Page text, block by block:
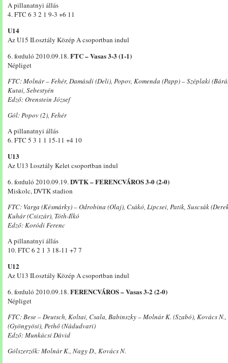
A pillanatnyi állás
4. FTC 6 3 2 1 9-3 +6 11
U14
Az U15 II.osztály Közép A csoportban indul
6. forduló 2010.09.18.FTC – Vasas 3-3 (1-1)
Népliget
FTC: Molnár – Fehér, Damásdi (Deli), Popov, Komenda (Papp) – Széplaki
Kutai, Sebestyén
Edző: Orenstein József
Gól: Popov (2), Fehér
A pillanatnyi állás
6. FTC 5 3 1 1 15-11 +4 10
U13
Az U13 I.osztály Kelet csoportban indul
6. forduló 2010.09.19.DVTK – FERENCVÁROS 3-0 (2-0)
Miskolc, DVTK stadion
FTC: Varga (Késmárky) – Odrobina (Olaj), Csákó, Lipcsei, Patik, Suscsák
Kuhár (Csiszár), Tóth-Ilkó
Edző: Koródi Ferenc
A pillanatnyi állás
10. FTC 6 2 1 3 18-11 +7 7
U12
Az U13 II.osztály Közép A csoportban indul
6. forduló 2010.09.18.FERENCVÁROS – Vasas 3-2 (2-0)
Népliget
FTC: Bese – Deutsch, Koltai, Csala, Babinszky – Molnár K. (Szabó), Kovács
(Gyöngyösi), Pethő (Nádudvari)
Edző: Munkácsi Dávid
Gólszerzők: Molnár K., Nagy D., Kovács N.